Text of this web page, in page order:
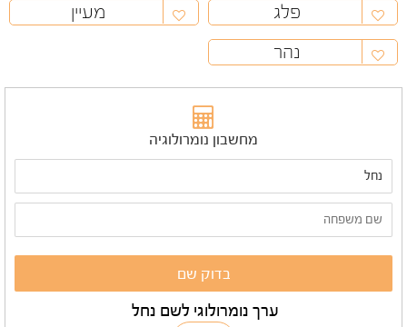
פלג
מעיין
נהר
מחשבון נומרולוגיה
ערך נומרולוגי לשם נחל